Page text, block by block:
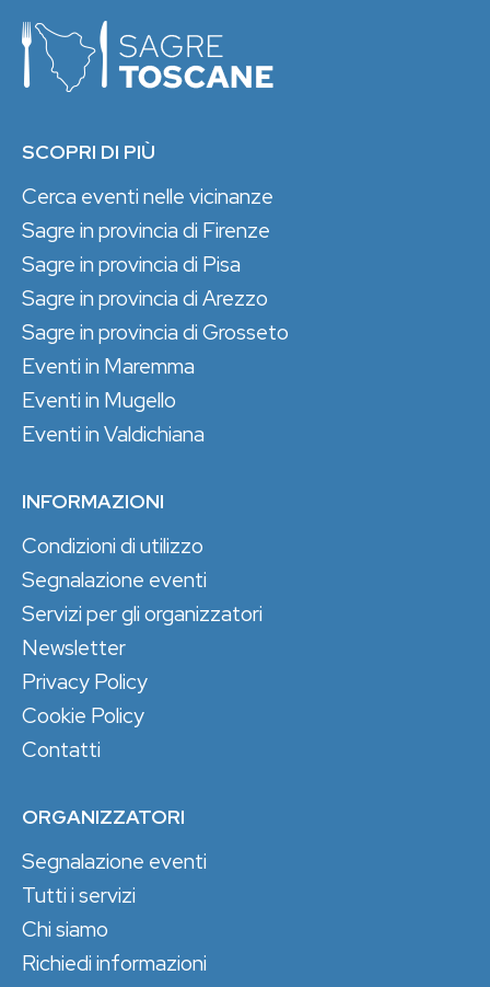
SCOPRI DI PIÙ
Cerca eventi nelle vicinanze
Sagre in provincia di Firenze
Sagre in provincia di Pisa
Sagre in provincia di Arezzo
Sagre in provincia di Grosseto
Eventi in Maremma
Eventi in Mugello
Eventi in Valdichiana
INFORMAZIONI
Condizioni di utilizzo
Segnalazione eventi
Servizi per gli organizzatori
Newsletter
Privacy Policy
Cookie Policy
Contatti
ORGANIZZATORI
Segnalazione eventi
Tutti i servizi
Chi siamo
Richiedi informazioni